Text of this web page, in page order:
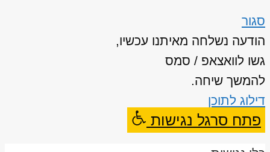
סגור
הודעה נשלחה מאיתנו עכשיו,
גשו לוואצאפ / סמס
להמשך שיחה.
דילוג לתוכן
פתח סרגל נגישות